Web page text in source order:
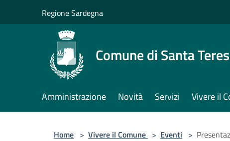
Regione Sardegna
Comune di Santa
Amministrazione Novità Servizi Vivere il
Home > Vivere il Comune > Eventi >